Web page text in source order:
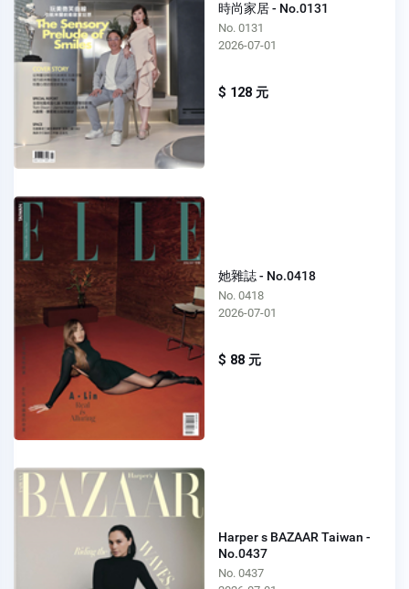
時尚家居 - No.0131
No. 0131
2026-07-01
$ 128 元
她雜誌 - No.0418
No. 0418
2026-07-01
$ 88 元
Harper s BAZAAR Taiwan -
No.0437
No. 0437